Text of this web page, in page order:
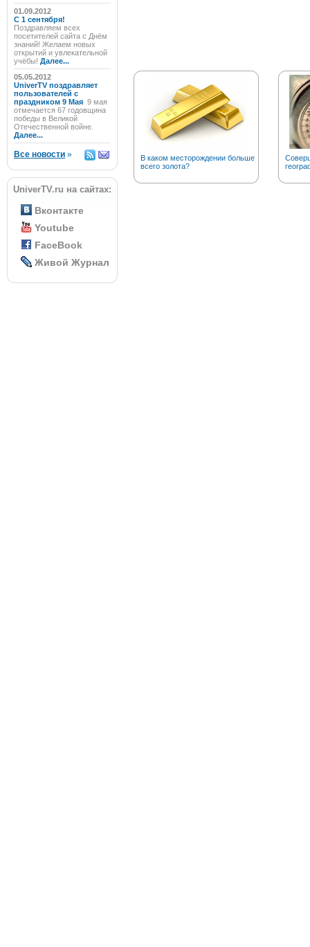
01.09.2012
C 1 сентября!
Поздравляем всех
посетителей сайта с Днём
знаний! Желаем новых
открытий и увлекательной
учёбы! Далее...
05.05.2012
UniverTV поздравляет
пользователей с
праздником 9 Мая 9 мая
отмечается 67 годовщина
победы в Великой
Отечественной войне.
Далее...
Все новости »
UniverTV.ru на сайтах:
Вконтакте
Youtube
FaceBook
Живой Журнал
В каком месторождении больше
всего золота?